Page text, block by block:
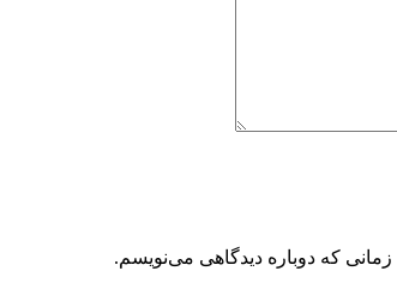
که دوباره دیدگاهی می‌نویسم.